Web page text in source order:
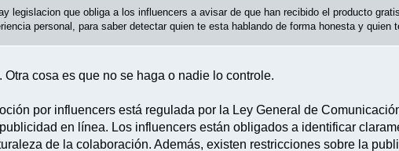
legislacion que obliga a los influencers a avisar de que han recibido el producto
personal, para saber detectar quien te esta hablando de forma honesta y quien
Otra cosa es que no se haga o nadie lo controle.
por influencers está regulada por la Ley General de
en línea. Los influencers están obligados a identificar
de la colaboración. Además, existen restricciones sobre la